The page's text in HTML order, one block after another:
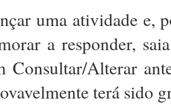
uma atividade e,
a responder,
Consultar/Alterar
terá sido